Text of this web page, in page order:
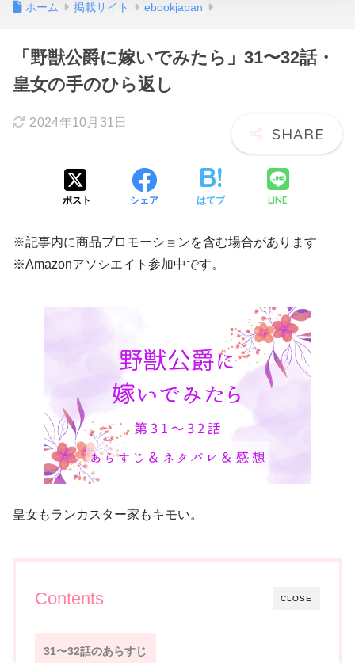
ホーム 掲載サイト ebookjapan
「野獣公爵に嫁いでみたら」31〜32話・
皇女の手のひら返し
2024年10月31日
ポスト シェア はてブ LINE
※記事内に商品プロモーションを含む場合があります
※Amazonアソシエイト参加中です。
皇女もランカスター家もキモい。
CLOSE
Contents
31〜32話のあらすじ